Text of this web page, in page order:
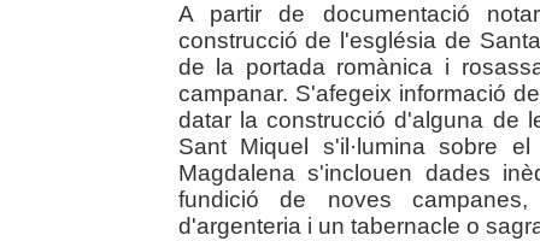
A partir de documentació
construcció de l'església de
de la portada romànica i
campanar. S'afegeix informació
datar la construcció d'alguna de
Sant Miquel s'il·lumina sobre
Magdalena s'inclouen dades
fundició de noves
d'argenteria i un tabernacle o